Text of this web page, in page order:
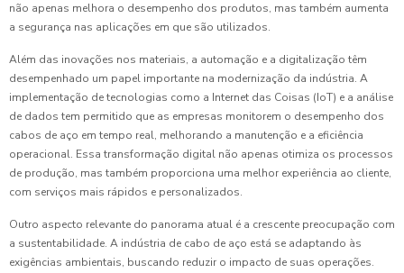
não apenas melhora o desempenho dos produtos, mas também aumenta
a segurança nas aplicações em que são utilizados.
Além das inovações nos materiais, a automação e a digitalização têm
desempenhado um papel importante na modernização da indústria. A
implementação de tecnologias como a Internet das Coisas (IoT) e a análise
de dados tem permitido que as empresas monitorem o desempenho dos
cabos de aço em tempo real, melhorando a manutenção e a eficiência
operacional. Essa transformação digital não apenas otimiza os processos
de produção, mas também proporciona uma melhor experiência ao cliente,
com serviços mais rápidos e personalizados.
Outro aspecto relevante do panorama atual é a crescente preocupação com
a sustentabilidade. A indústria de cabo de aço está se adaptando às
exigências ambientais, buscando reduzir o impacto de suas operações.